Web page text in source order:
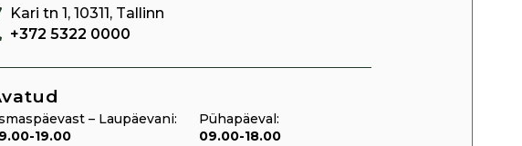
Kari tn 1, 10311, Tallinn
+372 5322 0000
– Laupäevani:
19.00
Pühapäeval:
09.00-18.00